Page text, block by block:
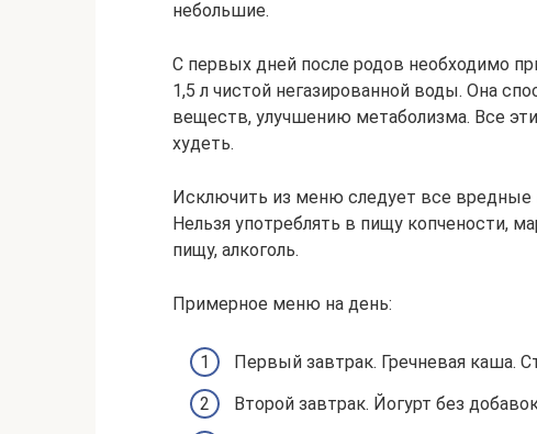
небольшие.
С первых дней после родов необходимо
1,5 л чистой негазированной воды. Она
веществ, улучшению метаболизма. Все
худеть.
Исключить из меню следует все вредные
Нельзя употреблять в пищу копчености,
пищу, алкоголь.
Примерное меню на день:
Первый завтрак. Гречневая каша.
Второй завтрак. Йогурт без